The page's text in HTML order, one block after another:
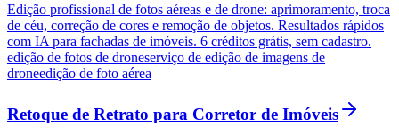
Edição profissional de fotos aéreas e de drone: aprimoramento, troca
de céu, correção de cores e remoção de objetos. Resultados rápidos
com IA para fachadas de imóveis. 6 créditos grátis, sem cadastro.
edição de fotos de droneserviço de edição de imagens de
droneedição de foto aérea
Retoque de Retrato para Corretor de Imóveis